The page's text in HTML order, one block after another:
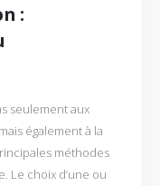
:
seulement aux
également à la
méthodes
Le choix d’une ou